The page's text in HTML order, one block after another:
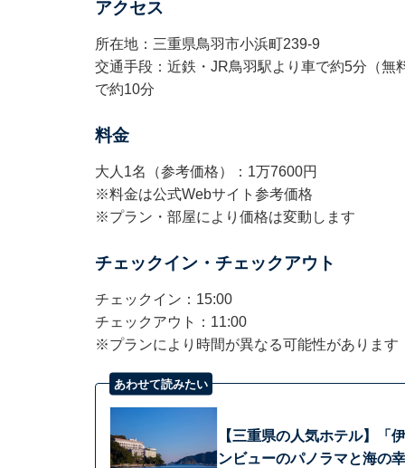
アクセス
所在地：三重県鳥羽市小浜町239-9
交通手段：近鉄・JR鳥羽駅より車で約5分（
で約10分
料金
大人1名（参考価格）：1万7600円
※料金は公式Webサイト参考価格
※プラン・部屋により価格は変動します
チェックイン・チェックアウト
チェックイン：15:00
チェックアウト：11:00
※プランにより時間が異なる可能性があります
あわせて読みたい
【三重県の人気ホテル】「
ンビューのパノラマと海の